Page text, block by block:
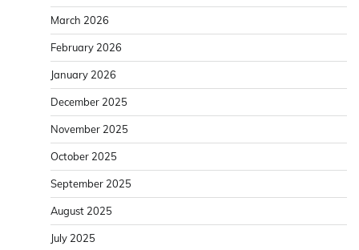
March 2026
February 2026
January 2026
December 2025
November 2025
October 2025
September 2025
August 2025
July 2025